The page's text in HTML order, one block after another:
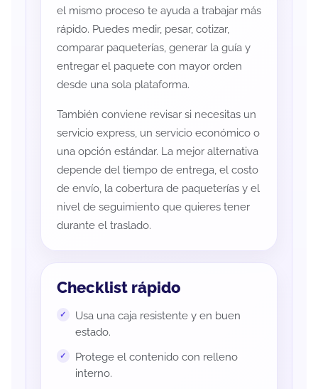
el mismo proceso te ayuda a trabajar más
rápido. Puedes medir, pesar, cotizar,
comparar paqueterías, generar la guía y
entregar el paquete con mayor orden
desde una sola plataforma.
También conviene revisar si necesitas un
servicio express, un servicio económico o
una opción estándar. La mejor alternativa
depende del tiempo de entrega, el costo
de envío, la cobertura de paqueterías y el
nivel de seguimiento que quieres tener
durante el traslado.
Checklist rápido
Usa una caja resistente y en buen
estado.
Protege el contenido con relleno
interno.